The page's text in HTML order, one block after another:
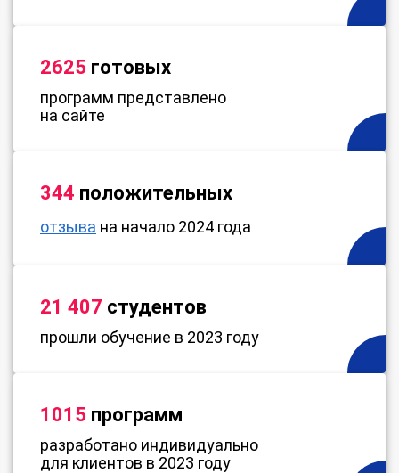
2625 готовых
программ представлено
на сайте
344 положительных
отзыва на начало 2024 года
21 407 студентов
прошли обучение в 2023 году
1015 программ
разработано индивидуально
для клиентов в 2023 году